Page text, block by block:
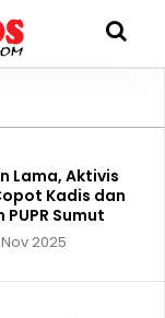
Lama, Aktivis
Kadis dan
Sumut
Nov 2025